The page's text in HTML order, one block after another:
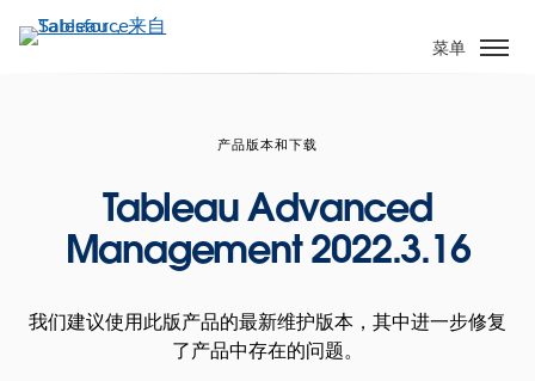
转
菜单
产品版本和下载
Tableau Advanced
Management 2022.3.16
我们建议使用此版产品的最新维护版本，其中进一步修复
了产品中存在的问题。